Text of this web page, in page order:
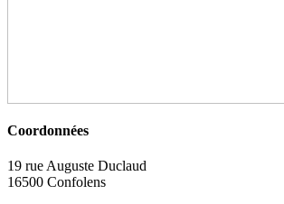
Coordonnées
19 rue Auguste Duclaud
16500 Confolens